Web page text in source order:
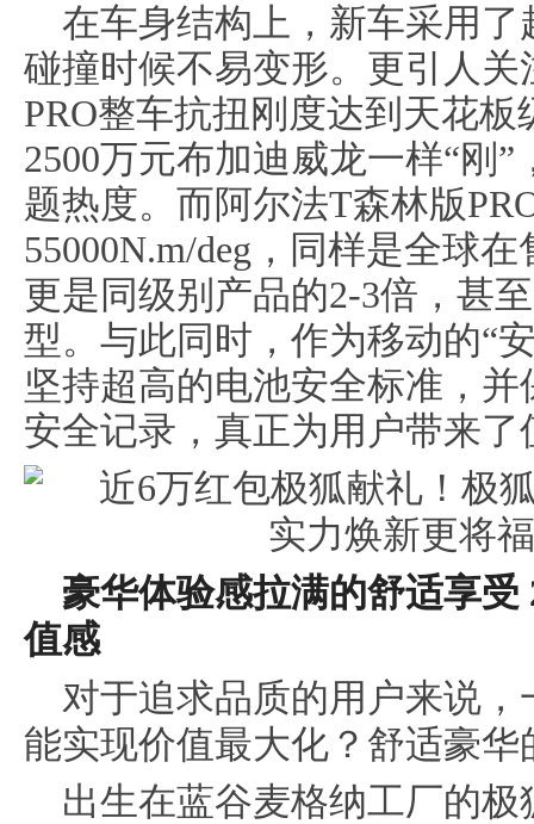
在车身结构上，新车采用
碰撞时候不易变形。更引人
PRO整车抗扭刚度达到天花板
2500万元布加迪威龙一样“刚
题热度。而阿尔法T森林版
55000N.m/deg，同样是全球
更是同级别产品的2-3倍，甚
型。与此同时，作为移动的“
坚持超高的电池安全标准，并
安全记录，真正为用户带来
豪华体验感拉满的舒适享
值感
对于追求品质的用户来说
能实现价值最大化？舒适豪
出生在蓝谷麦格纳工厂的极